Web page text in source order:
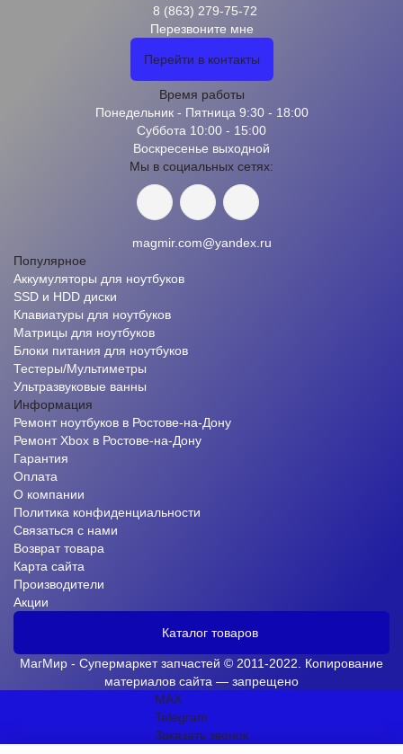
8 (863) 279-75-72
Перезвоните мне
Перейти в контакты
Время работы
Понедельник - Пятница 9:30 - 18:00
Суббота 10:00 - 15:00
Воскресенье выходной
Мы в социальных сетях:
magmir.com@yandex.ru
Популярное
Аккумуляторы для ноутбуков
SSD и HDD диски
Клавиатуры для ноутбуков
Матрицы для ноутбуков
Блоки питания для ноутбуков
Тестеры/Мультиметры
Ультразвуковые ванны
Информация
Ремонт ноутбуков в Ростове-на-Дону
Ремонт Xbox в Ростове-на-Дону
Гарантия
Оплата
О компании
Политика конфиденциальности
Связаться с нами
Возврат товара
Карта сайта
Производители
Акции
Каталог товаров
МагМир - Супермаркет запчастей © 2011-2022. Копирование
материалов сайта — запрещено
MAX
Telegram
Заказать звонок